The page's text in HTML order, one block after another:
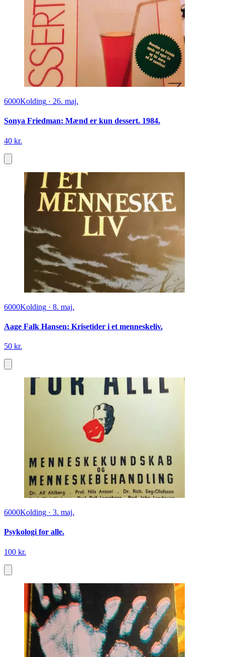
6000Kolding · 26. maj.
Sonya Friedman: Mænd er kun dessert. 1984.
40 kr.
6000Kolding · 8. maj.
Aage Falk Hansen: Krisetider i et menneskeliv.
50 kr.
6000Kolding · 3. maj.
Psykologi for alle.
100 kr.